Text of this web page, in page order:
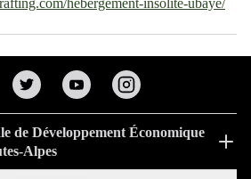
hebergement-insolite-ubaye/
de Développement Économique
Alpes